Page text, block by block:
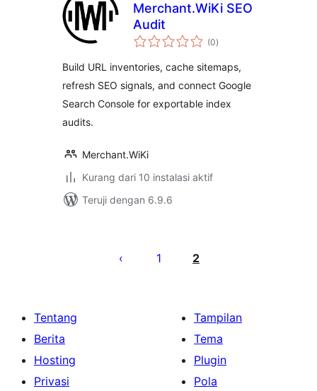
Merchant.WiKi SEO
Audit
(0total
rating
)
Build URL inventories, cache sitemaps,
refresh SEO signals, and connect Google
Search Console for exportable index
audits.
Merchant.WiKi
Kurang dari 10 instalasi aktif
Teruji dengan 6.9.6
1 2
Tentang
Berita
Hosting
Privasi
Tampilan
Tema
Plugin
Pola